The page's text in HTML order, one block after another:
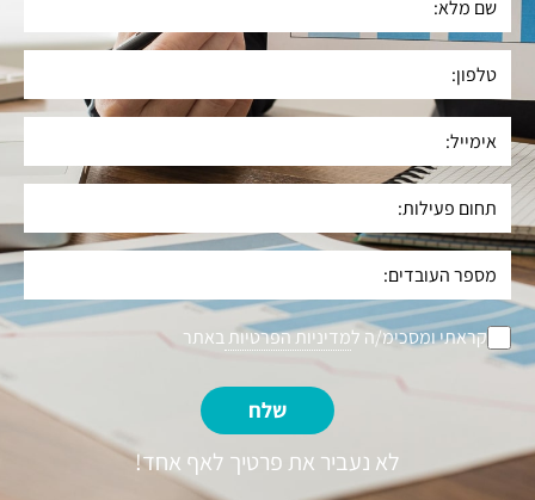
קראתי ומסכימ/ה למדיניות הפרטיותבאתר
שלח
לא נעביר את פרטיך לאף אחד!